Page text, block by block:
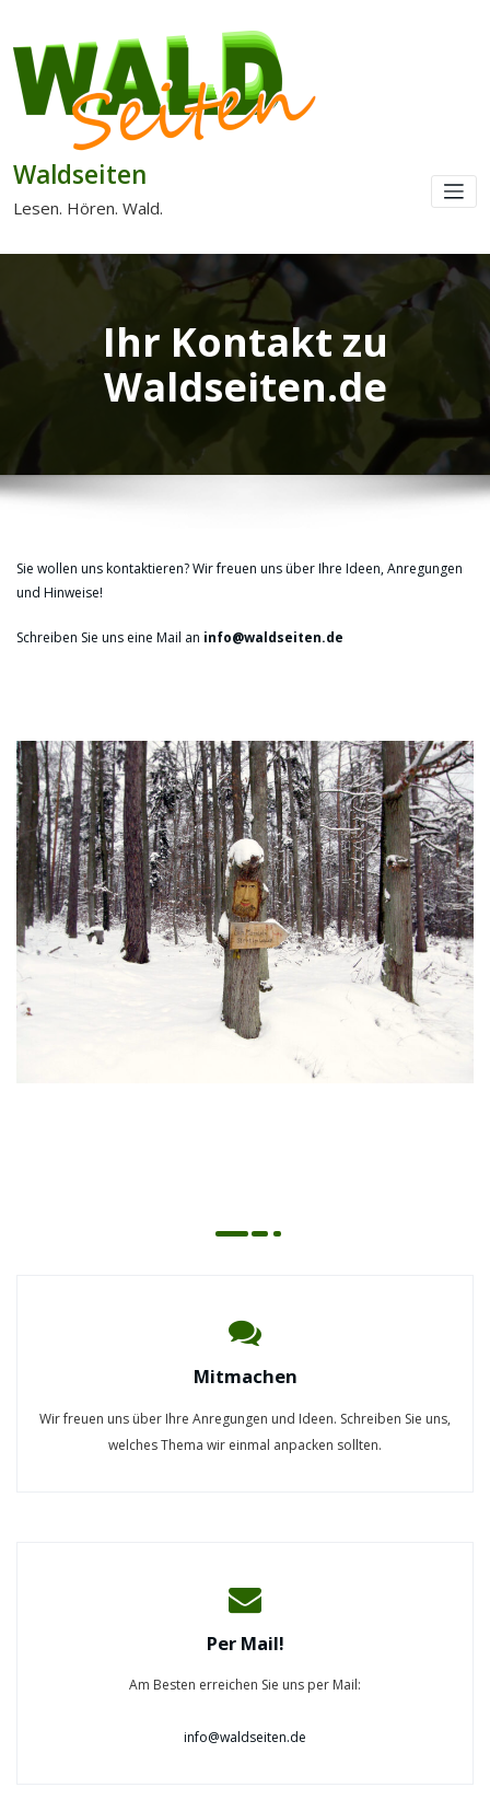
Waldseiten
Lesen. Hören. Wald.
Ihr Kontakt zu
Waldseiten.de
Sie wollen uns kontaktieren? Wir freuen uns über Ihre Ideen, Anregungen
und Hinweise!
Schreiben Sie uns eine Mail an info@waldseiten.de
Mitmachen
Wir freuen uns über Ihre Anregungen und Ideen. Schreiben Sie uns,
welches Thema wir einmal anpacken sollten.
Per Mail!
Am Besten erreichen Sie uns per Mail:
info@waldseiten.de